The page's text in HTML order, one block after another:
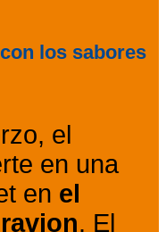
los sabores
el
en una
en el
. El